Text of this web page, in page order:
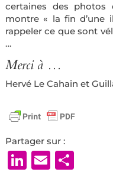
certaines des photos
montre « la fin d’une
rappeler ce que sont
…
Merci à …
Hervé Le Cahain et
Partager sur :
LinkedIn
Email